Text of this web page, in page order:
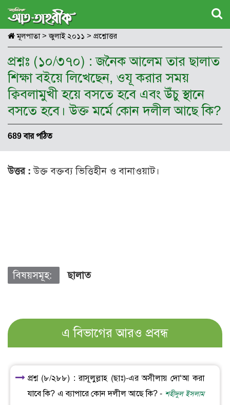
মূলপাতা> জুলাই ২০১১ > প্রশ্নোত্তর
প্রশ্নঃ (১০/৩৭০) : জনৈক আলেম তার ছালাত
শিক্ষা বইয়ে লিখেছেন, ওযূ করার সময়
ক্বিবলামুখী হয়ে বসতে হবে এবং উঁচু স্থানে
বসতে হবে। উক্ত মর্মে কোন দলীল আছে কি?
689 বার পঠিত
উত্তর : উক্ত বক্তব্য ভিত্তিহীন ও বানাওয়াট।
বিষয়সমূহ: ছালাত
এ বিভাগের আরও প্রবন্ধ
প্রশ্ন (৮/২৮৮) : রাসূলুল্লাহ (ছাঃ)-এর অসীলায় দো‘আ করা
যাবে কি? এ ব্যাপারে কোন দলীল আছে কি? - শহীদুল ইসলাম